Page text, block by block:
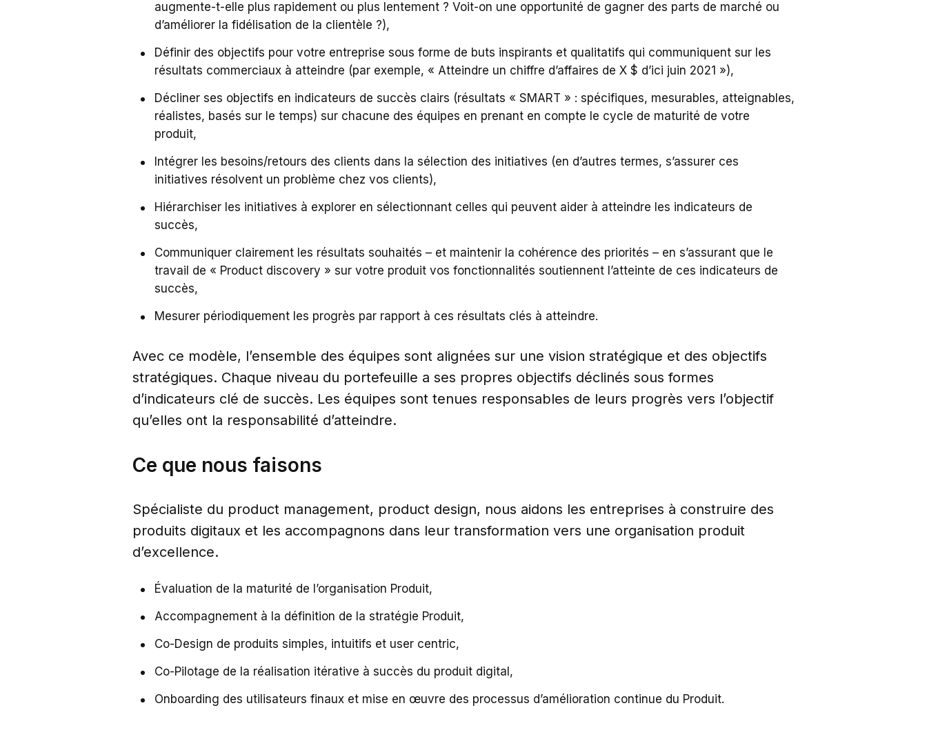
augmente-t-elle plus rapidement ou plus lentement ? Voit-on une opportunité de gagner des parts de marché ou
d’améliorer la fidélisation de la clientèle ?),
Définir des objectifs pour votre entreprise sous forme de buts inspirants et qualitatifs qui communiquent sur les
résultats commerciaux à atteindre (par exemple, « Atteindre un chiffre d’affaires de X $ d’ici juin 2021 »),
Décliner ses objectifs en indicateurs de succès clairs (résultats « SMART » : spécifiques, mesurables, atteignables,
réalistes, basés sur le temps) sur chacune des équipes en prenant en compte le cycle de maturité de votre
produit,
Intégrer les besoins/retours des clients dans la sélection des initiatives (en d’autres termes, s’assurer ces
initiatives résolvent un problème chez vos clients),
Hiérarchiser les initiatives à explorer en sélectionnant celles qui peuvent aider à atteindre les indicateurs de
succès,
Communiquer clairement les résultats souhaités – et maintenir la cohérence des priorités – en s’assurant que le
travail de « Product discovery » sur votre produit vos fonctionnalités soutiennent l’atteinte de ces indicateurs de
succès,
Mesurer périodiquement les progrès par rapport à ces résultats clés à atteindre.
Avec ce modèle, l’ensemble des équipes sont alignées sur une vision stratégique et des objectifs
stratégiques. Chaque niveau du portefeuille a ses propres objectifs déclinés sous formes
d’indicateurs clé de succès. Les équipes sont tenues responsables de leurs progrès vers l’objectif
qu’elles ont la responsabilité d’atteindre.
Ce que nous faisons
Spécialiste du product management, product design, nous aidons les entreprises à construire des
produits digitaux et les accompagnons dans leur transformation vers une organisation produit
d’excellence.
Évaluation de la maturité de l’organisation Produit,
Accompagnement à la définition de la stratégie Produit,
Co-Design de produits simples, intuitifs et user centric,
Co-Pilotage de la réalisation itérative à succès du produit digital,
Onboarding des utilisateurs finaux et mise en œuvre des processus d’amélioration continue du Produit.